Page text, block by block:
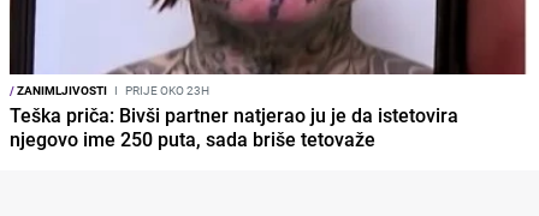
/ZANIMLJIVOSTI I PRIJE OKO 23H
Teška priča: Bivši partner natjerao ju je da istetovira
njegovo ime 250 puta, sada briše tetovaže